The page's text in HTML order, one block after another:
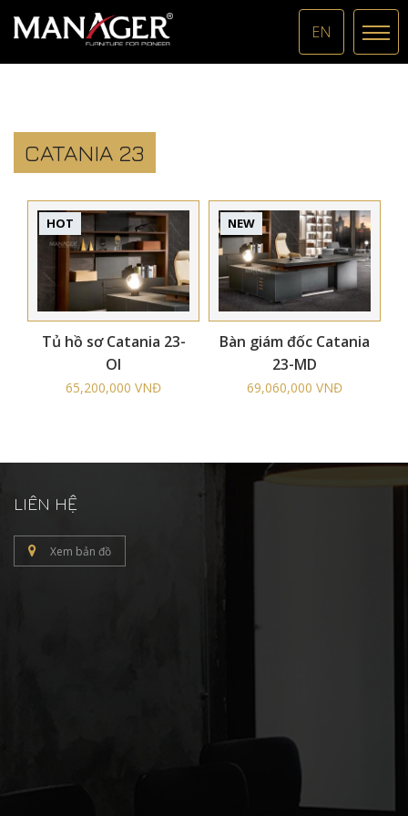
EN
CATANIA 23
HOT
Tủ hồ sơ Catania 23-
OI
65,200,000 VNĐ
NEW
Bàn giám đốc Catania
23-MD
69,060,000 VNĐ
LIÊN HỆ
Xem bản đồ